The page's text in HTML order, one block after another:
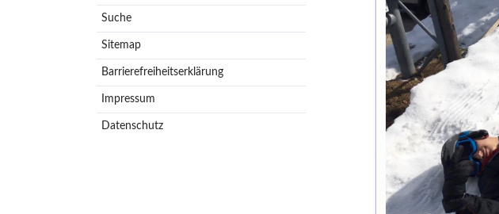
Suche
Sitemap
Barrierefreiheitserklärung
Impressum
Datenschutz